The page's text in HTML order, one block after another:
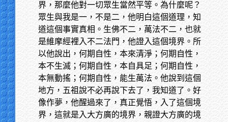
界，那麼他對一切眾生當然平等。為什麼呢？
眾生與我是一，不是二，他明白這個道理，知
道這個事實真相。生佛不二，萬法不二，也就
是維摩經裡入不二法門，他證入這個境界。所
以他說出，何期自性，本來清淨；何期自性，
本不生滅；何期自性，本自具足；何期自性，
本無動搖；何期自性，能生萬法。他說到這個
地方，五祖說不必再說下去了，我知道了。好
像作夢，他醒過來了，真正覺悟，入了這個境
界，這就是入大方廣的境界，親證大方廣的境